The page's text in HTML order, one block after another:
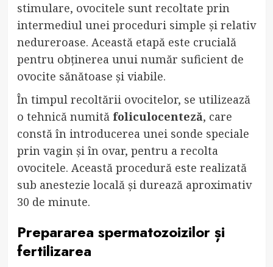
stimulare, ovocitele sunt recoltate prin
intermediul unei proceduri simple și relativ
nedureroase. Această etapă este crucială
pentru obținerea unui număr suficient de
ovocite sănătoase și viabile.
În timpul recoltării ovocitelor, se utilizează
o tehnică numită foliculocenteză, care
constă în introducerea unei sonde speciale
prin vagin și în ovar, pentru a recolta
ovocitele. Această procedură este realizată
sub anestezie locală și durează aproximativ
30 de minute.
Prepararea spermatozoizilor și
fertilizarea